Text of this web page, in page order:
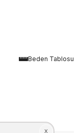
Beden Tablosu